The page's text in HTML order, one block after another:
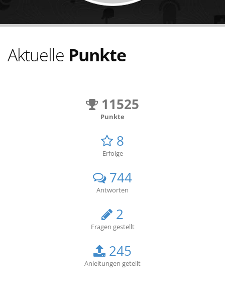
Aktuelle Punkte
11525
Punkte
8
Erfolge
744
Antworten
2
Fragen gestellt
245
Anleitungen geteilt